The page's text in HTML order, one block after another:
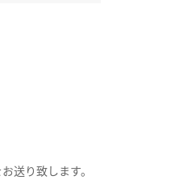
送り致します。